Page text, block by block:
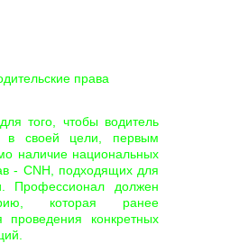
права
того, чтобы водитель
в своей цели, первым
наличие национальных
- CNH, подходящих для
Профессионал должен
которая ранее
проведения конкретных